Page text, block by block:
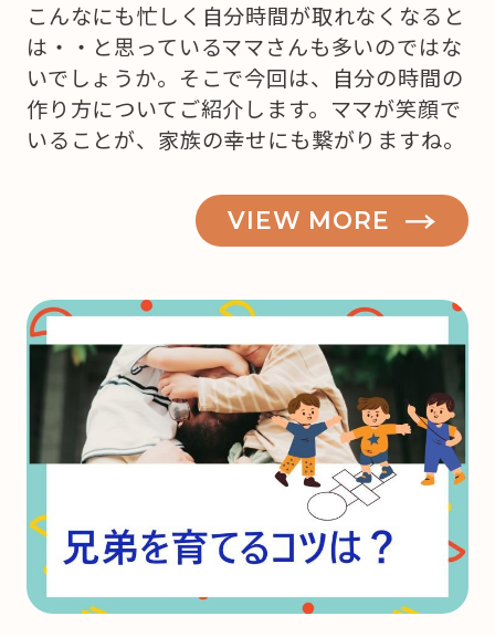
こんなにも忙しく自分時間が取れなくなると
は・・と思っているママさんも多いのではな
いでしょうか。そこで今回は、自分の時間の
作り方についてご紹介します。ママが笑顔で
いることが、家族の幸せにも繋がりますね。
VIEW MORE